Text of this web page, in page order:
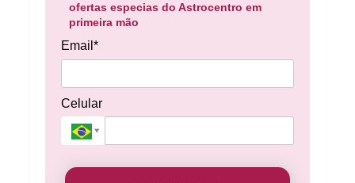
ofertas especias do Astrocentro em
primeira mão
Email*
Celular